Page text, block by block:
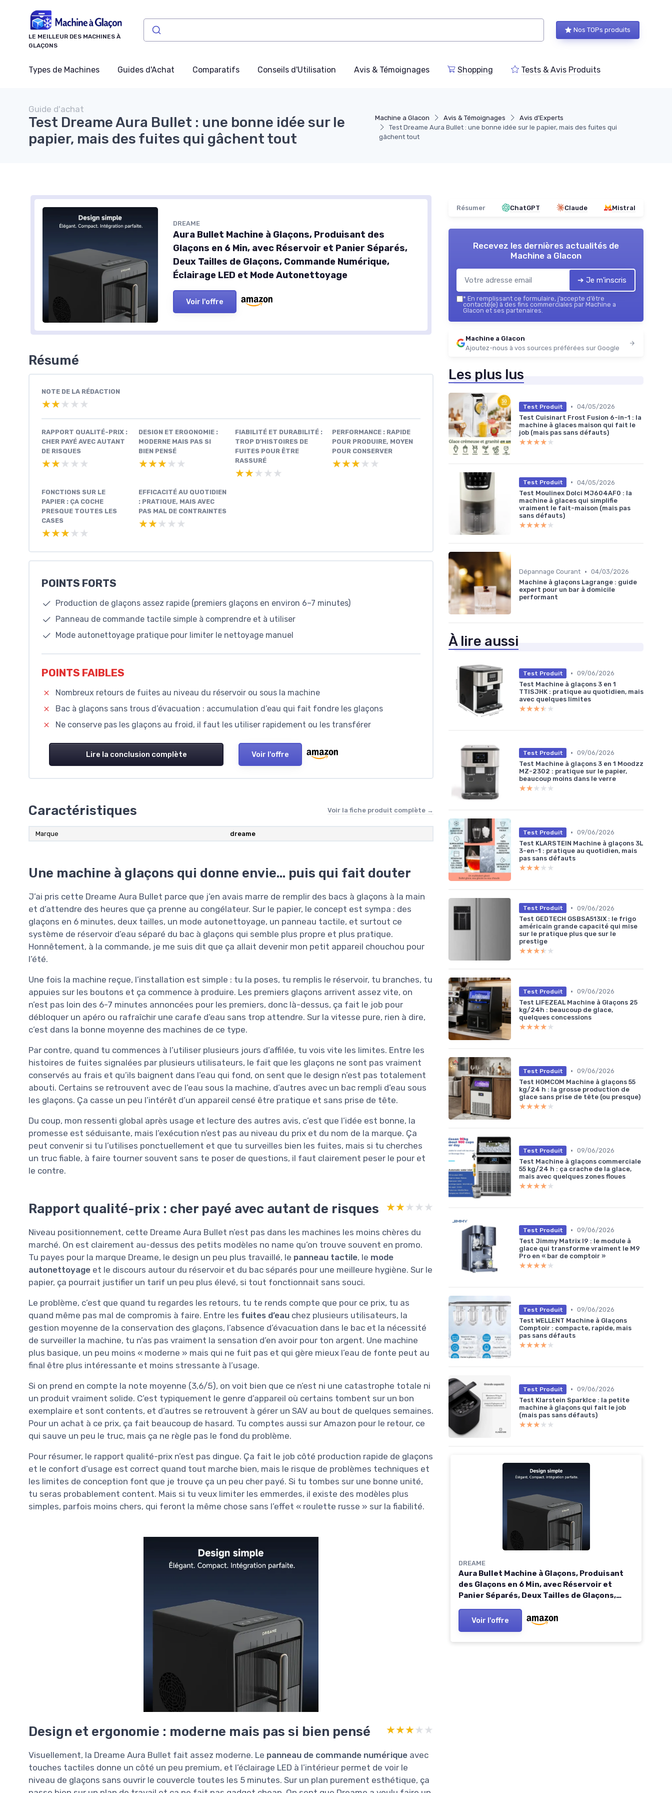
LE MEILLEUR DES MACHINES À
GLAÇONS
Nos TOPs produits
Types de Machines Guides d'Achat Comparatifs Conseils d'Utilisation Avis & Témoignages Shopping Tests & Avis Produits
Machine a Glacon Avis & Témoignages
Avis d'Experts
Test Dreame Aura Bullet : une bonne idée sur le papier, mais des fuites qui
gâchent tout
Guide d'achat
Test Dreame Aura Bullet : une bonne idée sur le
papier, mais des fuites qui gâchent tout
DREAME
Aura Bullet Machine à Glaçons, Produisant des
Glaçons en 6 Min, avec Réservoir et Panier Séparés,
Deux Tailles de Glaçons, Commande Numérique,
Éclairage LED et Mode Autonettoyage
Voir l'offre
Résumé
NOTE DE LA RÉDACTION
★★★★★
★★★★★
RAPPORT QUALITÉ-PRIX :
CHER PAYÉ AVEC AUTANT
DE RISQUES
★★★★★
★★★★★
DESIGN ET ERGONOMIE :
MODERNE MAIS PAS SI
BIEN PENSÉ
★★★★★
★★★★★
FIABILITÉ ET DURABILITÉ :
TROP D’HISTOIRES DE
FUITES POUR ÊTRE
RASSURÉ
★★★★★
★★★★★
PERFORMANCE : RAPIDE
POUR PRODUIRE, MOYEN
POUR CONSERVER
★★★★★
★★★★★
FONCTIONS SUR LE
PAPIER : ÇA COCHE
PRESQUE TOUTES LES
CASES
★★★★★
★★★★★
EFFICACITÉ AU QUOTIDIEN
: PRATIQUE, MAIS AVEC
PAS MAL DE CONTRAINTES
★★★★★
★★★★★
POINTS FORTS
Production de glaçons assez rapide (premiers glaçons en environ 6–7 minutes)
Panneau de commande tactile simple à comprendre et à utiliser
Mode autonettoyage pratique pour limiter le nettoyage manuel
POINTS FAIBLES
Nombreux retours de fuites au niveau du réservoir ou sous la machine
Bac à glaçons sans trous d’évacuation : accumulation d’eau qui fait fondre les glaçons
Ne conserve pas les glaçons au froid, il faut les utiliser rapidement ou les transférer
Lire la conclusion complète Voir l'offre
Caractéristiques Voir la fiche produit complète →
Marque dreame
Une machine à glaçons qui donne envie… puis qui fait douter
J’ai pris cette Dreame Aura Bullet parce que j’en avais marre de remplir des bacs à glaçons à la main
et d’attendre des heures que ça prenne au congélateur. Sur le papier, le concept est sympa : des
glaçons en 6 minutes, deux tailles, un mode autonettoyage, un panneau tactile, et surtout ce
système de réservoir d’eau séparé du bac à glaçons qui semble plus propre et plus pratique.
Honnêtement, à la commande, je me suis dit que ça allait devenir mon petit appareil chouchou pour
l’été.
Une fois la machine reçue, l’installation est simple : tu la poses, tu remplis le réservoir, tu branches, tu
appuies sur les boutons et ça commence à produire. Les premiers glaçons arrivent assez vite, on
n’est pas loin des 6-7 minutes annoncées pour les premiers, donc là-dessus, ça fait le job pour
débloquer un apéro ou rafraîchir une carafe d’eau sans trop attendre. Sur la vitesse pure, rien à dire,
c’est dans la bonne moyenne des machines de ce type.
Par contre, quand tu commences à l’utiliser plusieurs jours d’affilée, tu vois vite les limites. Entre les
histoires de fuites signalées par plusieurs utilisateurs, le fait que les glaçons ne sont pas vraiment
conservés au frais et qu’ils baignent dans l’eau qui fond, on sent que le design n’est pas totalement
abouti. Certains se retrouvent avec de l’eau sous la machine, d’autres avec un bac rempli d’eau sous
les glaçons. Ça casse un peu l’intérêt d’un appareil censé être pratique et sans prise de tête.
Du coup, mon ressenti global après usage et lecture des autres avis, c’est que l’idée est bonne, la
promesse est séduisante, mais l’exécution n’est pas au niveau du prix et du nom de la marque. Ça
peut convenir si tu l’utilises ponctuellement et que tu surveilles bien les fuites, mais si tu cherches
un truc fiable, à faire tourner souvent sans te poser de questions, il faut clairement peser le pour et
le contre.
Rapport qualité-prix : cher payé avec autant de risques ★★★★★
★★★★★
Niveau positionnement, cette Dreame Aura Bullet n’est pas dans les machines les moins chères du
marché. On est clairement au-dessus des petits modèles no name qu’on trouve souvent en promo.
Tu payes pour la marque Dreame, le design un peu plus travaillé, le panneau tactile, le mode
autonettoyage et le discours autour du réservoir et du bac séparés pour une meilleure hygiène. Sur le
papier, ça pourrait justifier un tarif un peu plus élevé, si tout fonctionnait sans souci.
Le problème, c’est que quand tu regardes les retours, tu te rends compte que pour ce prix, tu as
quand même pas mal de compromis à faire. Entre les fuites d’eau chez plusieurs utilisateurs, la
gestion moyenne de la conservation des glaçons, l’absence d’évacuation dans le bac et la nécessité
de surveiller la machine, tu n’as pas vraiment la sensation d’en avoir pour ton argent. Une machine
plus basique, un peu moins « moderne » mais qui ne fuit pas et qui gère mieux l’eau de fonte peut au
final être plus intéressante et moins stressante à l’usage.
Si on prend en compte la note moyenne (3,6/5), on voit bien que ce n’est ni une catastrophe totale ni
un produit vraiment solide. C’est typiquement le genre d’appareil où certains tombent sur un bon
exemplaire et sont contents, et d’autres se retrouvent à gérer un SAV au bout de quelques semaines.
Pour un achat à ce prix, ça fait beaucoup de hasard. Tu comptes aussi sur Amazon pour le retour, ce
qui sauve un peu le truc, mais ça ne règle pas le fond du problème.
Pour résumer, le rapport qualité-prix n’est pas dingue. Ça fait le job côté production rapide de glaçons
et le confort d’usage est correct quand tout marche bien, mais le risque de problèmes techniques et
les limites de conception font que je trouve ça un peu cher payé. Si tu tombes sur une bonne unité,
tu seras probablement content. Mais si tu veux limiter les emmerdes, il existe des modèles plus
simples, parfois moins chers, qui feront la même chose sans l’effet « roulette russe » sur la fiabilité.
Design et ergonomie : moderne mais pas si bien pensé ★★★★★
★★★★★
Visuellement, la Dreame Aura Bullet fait assez moderne. Le panneau de commande numérique avec
touches tactiles donne un côté un peu premium, et l’éclairage LED à l’intérieur permet de voir le
niveau de glaçons sans ouvrir le couvercle toutes les 5 minutes. Sur un plan purement esthétique, ça
Résumer ChatGPT Claude Mistral
Recevez les dernières actualités de
Machine a Glacon
➔ Je m'inscris
* En remplissant ce formulaire, j’accepte d’être
contacté(e) à des fins commerciales par Machine a
Glacon et ses partenaires.
Machine a Glacon
Ajoutez-nous à vos sources préférées sur Google
Les plus lus
Test Produit • 04/05/2026
Test Cuisinart Frost Fusion 6-in-1 : la
machine à glaces maison qui fait le
job (mais pas sans défauts)
★★★★★
★★★★★
Test Produit • 04/05/2026
Test Moulinex Dolci MJ604AF0 : la
machine à glaces qui simplifie
vraiment le fait-maison (mais pas
sans défauts)
★★★★★
★★★★★
Dépannage Courant • 04/03/2026
Machine à glaçons Lagrange : guide
expert pour un bar à domicile
performant
À lire aussi
Test Produit • 09/06/2026
Test Machine à glaçons 3 en 1
TTISJHK : pratique au quotidien, mais
avec quelques limites
★★★★★
★★★★★
Test Produit • 09/06/2026
Test Machine à glaçons 3 en 1 Moodzz
MZ-2302 : pratique sur le papier,
beaucoup moins dans le verre
★★★★★
★★★★★
Test Produit • 09/06/2026
Test KLARSTEIN Machine à glaçons 3L
3-en-1 : pratique au quotidien, mais
pas sans défauts
★★★★★
★★★★★
Test Produit • 09/06/2026
Test GEDTECH GSBSA513IX : le frigo
américain grande capacité qui mise
sur le pratique plus que sur le
prestige
★★★★★
★★★★★
Test Produit • 09/06/2026
Test LIFEZEAL Machine à Glaçons 25
kg/24h : beaucoup de glace,
quelques concessions
★★★★★
★★★★★
Test Produit • 09/06/2026
Test HOMCOM Machine à glaçons 55
kg/24 h : la grosse production de
glace sans prise de tête (ou presque)
★★★★★
★★★★★
Test Produit • 09/06/2026
Test Machine à glaçons commerciale
55 kg/24 h : ça crache de la glace,
mais avec quelques zones floues
★★★★★
★★★★★
Test Produit • 09/06/2026
Test Jimmy Matrix I9 : le module à
glace qui transforme vraiment le M9
Pro en « bar de comptoir »
★★★★★
★★★★★
Test Produit • 09/06/2026
Test WELLENT Machine à Glaçons
Comptoir : compacte, rapide, mais
pas sans défauts
★★★★★
★★★★★
Test Produit • 09/06/2026
Test Klarstein SparkIce : la petite
machine à glaçons qui fait le job
(mais pas sans défauts)
★★★★★
★★★★★
DREAME
Aura Bullet Machine à Glaçons, Produisant
des Glaçons en 6 Min, avec Réservoir et
Panier Séparés, Deux Tailles de Glaçons,
Mode Autonettoyage
Voir l'offre